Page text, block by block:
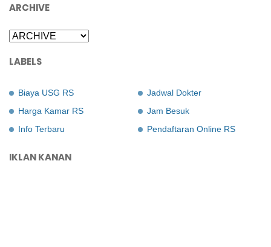
ARCHIVE
LABELS
Biaya USG RS
Harga Kamar RS
Info Terbaru
Jadwal Dokter
Jam Besuk
Pendaftaran Online RS
IKLAN KANAN